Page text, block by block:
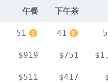
午餐 下午茶
51 41
$919 $751
$511 $417